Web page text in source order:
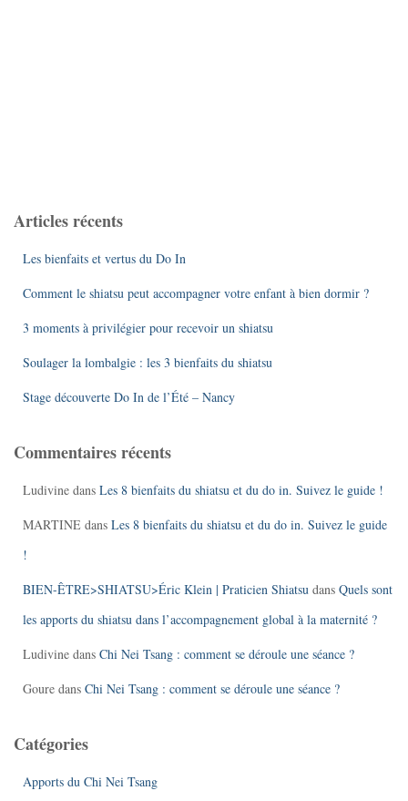
Articles récents
Les bienfaits et vertus du Do In
Comment le shiatsu peut accompagner votre enfant à bien dormir ?
3 moments à privilégier pour recevoir un shiatsu
Soulager la lombalgie : les 3 bienfaits du shiatsu
Stage découverte Do In de l’Été – Nancy
Commentaires récents
Ludivine dans Les 8 bienfaits du shiatsu et du do in. Suivez le guide !
MARTINE dans Les 8 bienfaits du shiatsu et du do in. Suivez le guide
!
BIEN-ÊTRE>SHIATSU>Éric Klein | Praticien Shiatsu dans Quels sont
les apports du shiatsu dans l’accompagnement global à la maternité ?
Ludivine dans Chi Nei Tsang : comment se déroule une séance ?
Goure dans Chi Nei Tsang : comment se déroule une séance ?
Catégories
Apports du Chi Nei Tsang